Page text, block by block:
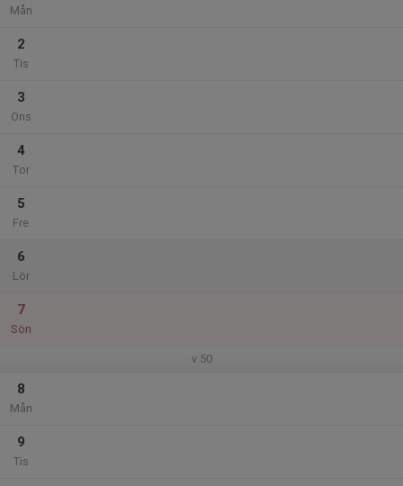
Mån
2
Tis
3
Ons
4
Tor
5
Fre
6
Lör
7
Sön
v.50
8
Mån
9
Tis